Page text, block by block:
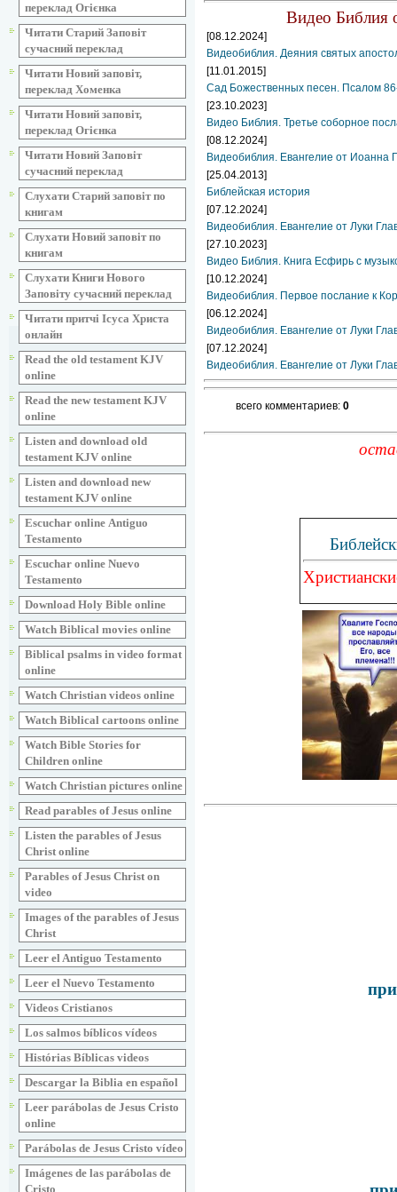
переклад Огієнка
Читати Старий Заповіт
сучасний переклад
Читати Новий заповіт,
переклад Хоменка
Читати Новий заповіт,
переклад Огієнка
Читати Новий Заповіт
сучасний переклад
Слухати Старий заповіт по
книгам
Слухати Новий заповіт по
книгам
Слухати Книги Нового
Заповіту сучасний переклад
Читати притчі Ісуса Христа
онлайн
Read the old testament KJV
online
Read the new testament KJV
online
Listen and download old
testament KJV online
Listen and download new
testament KJV online
Escuchar online Аntiguo
Testamento
Escuchar online Nuevo
Testamento
Download Holy Bible online
Watch Biblical movies online
Biblical psalms in video format
online
Watch Christian videos online
Watch Biblical cartoons online
Watch Bible Stories for
Children online
Watch Christian pictures online
Read parables of Jesus online
Listen the parables of Jesus
Christ online
Parables of Jesus Christ on
video
Images of the parables of Jesus
Christ
Leer el Antiguo Testamento
Leer el Nuevo Testamento
Videos Cristianos
Los salmos bíblicos vídeos
Histórias Bíblicas videos
Descargar la Biblia en español
Leer parábolas de Jesus Cristo
online
Parábolas de Jesus Cristo vídeo
Imágenes de las parábolas de
Cristo
Видео Библия
[08.12.2024]
Видеобиблия. Деяния святых
[11.01.2015]
Сад Божественных песен. Псалом
[23.10.2023]
Видео Библия. Третье соборное
[08.12.2024]
Видеобиблия. Евангелие от Иоанна
[25.04.2013]
Библейская история
[07.12.2024]
Видеобиблия. Евангелие от Луки
[27.10.2023]
Видео Библия. Книга Есфирь с
[10.12.2024]
Видеобиблия. Первое послание к
[06.12.2024]
Видеобиблия. Евангелие от Луки
[07.12.2024]
Видеобиблия. Евангелие от Луки
всего комментариев: 0